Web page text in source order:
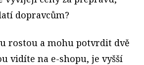
dopravcům?
rostou a mohu potvrdit dvě
vidíte na e-shopu, je vyšší